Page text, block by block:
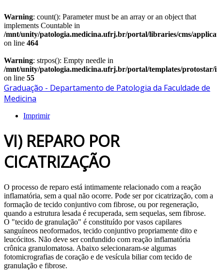
Warning: count(): Parameter must be an array or an object that
implements Countable in
/mnt/unity/patologia.medicina.ufrj.br/portal/libraries/cms/
on line 464
Warning: strpos(): Empty needle in
/mnt/unity/patologia.medicina.ufrj.br/portal/templates/protostar/
on line 55
Graduação - Departamento de Patologia da Faculdade de
Medicina
Imprimir
VI) REPARO POR
CICATRIZAÇÃO
O processo de reparo está intimamente relacionado com a reação
inflamatória, sem a qual não ocorre. Pode ser por cicatrização, com a
formação de tecido conjuntivo com fibrose, ou por regeneração,
quando a estrutura lesada é recuperada, sem sequelas, sem fibrose.
O "tecido de granulação" é constituído por vasos capilares
sanguíneos neoformados, tecido conjuntivo propriamente dito e
leucócitos. Não deve ser confundido com reação inflamatória
crônica granulomatosa. Abaixo selecionaram-se algumas
fotomicrografias de coração e de vesícula biliar com tecido de
granulação e fibrose.